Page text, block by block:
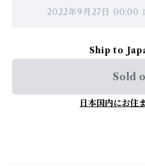
2022年9月27日 00:00
Ship to
Sold
日本国内にお住